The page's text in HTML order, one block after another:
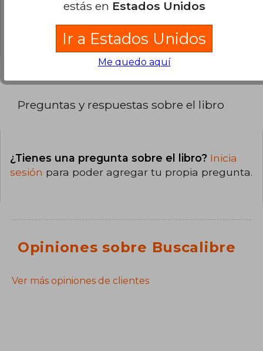
La encuadernación de esta edición es Tapa
Preguntas y respuestas sobre el libro
¿Tienes una pregunta sobre el libro? Inicia
sesión para poder agregar tu propia pregunta.
Opiniones sobre Buscalibre
Ver más opiniones de clientes
estás en Estados Unidos
Ir a Estados Unidos
Me quedo aquí